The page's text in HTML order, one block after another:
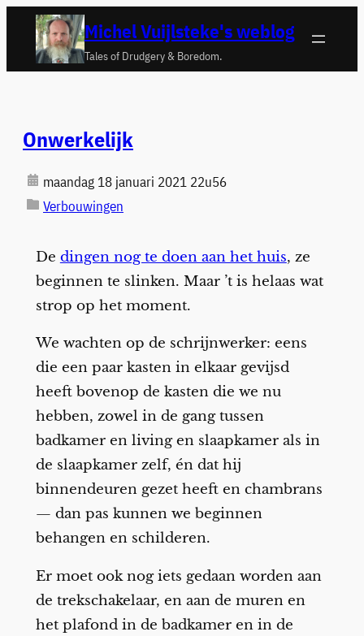
naar
Michel Vuijlsteke's weblog
Tales of Drudgery & Boredom.
Onwerkelijk
maandag 18 januari 2021 22u56
Verbouwingen
De dingen nog te doen aan het huis, ze
beginnen te slinken. Maar ’t is helaas wat
strop op het moment.
We wachten op de schrijnwerker: eens
die een paar kasten in elkaar gevijsd
heeft bovenop de kasten die we nu
hebben, zowel in de gang tussen
badkamer en living en slaapkamer als in
de slaapkamer zelf, én dat hij
binnendeuren gezet heeft en chambrans
— dan pas kunnen we beginnen
behangen en schilderen.
Er moet ook nog iets gedaan worden aan
de trekschakelaar, en aan de muren en
het plafond in de badkamer en in de